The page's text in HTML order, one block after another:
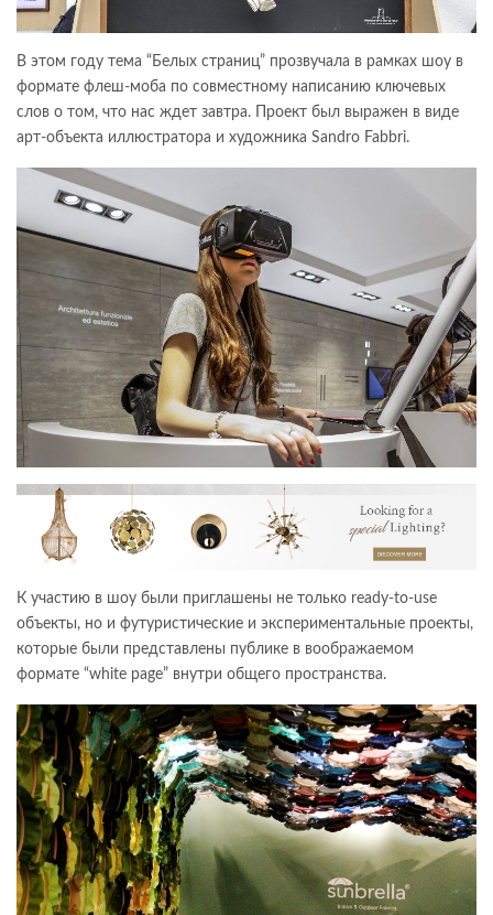
В этом году тема “Белых страниц” прозвучала в рамках шоу в
формате флеш-моба по совместному написанию ключевых
слов о том, что нас ждет завтра. Проект был выражен в виде
арт-объекта иллюстратора и художника Sandro Fabbri.
К участию в шоу были приглашены не только ready-to-use
объекты, но и футуристические и экспериментальные проекты,
которые были представлены публике в воображаемом
формате “white page” внутри общего пространства.